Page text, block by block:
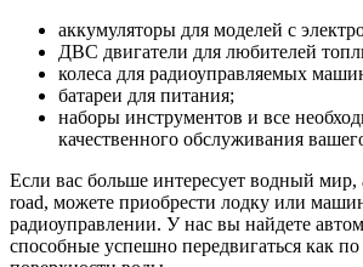
аккумуляторы для моделей с
ДВС двигатели для любителей
колеса для радиоуправляемых
батареи для питания;
наборы инструментов и все
качественного обслуживания
Если вас больше интересует водный
road, можете приобрести лодку или
радиоуправлении. У нас вы найдете
способные успешно передвигаться как